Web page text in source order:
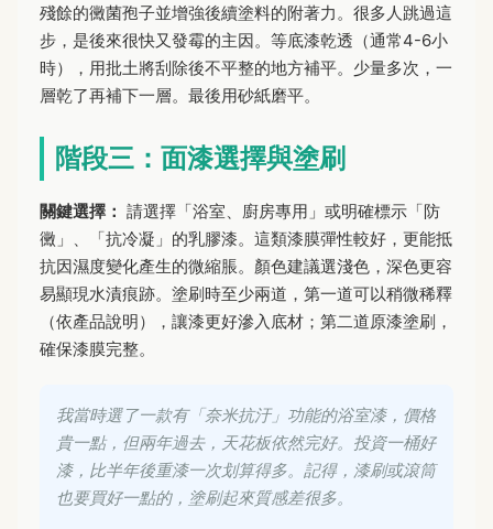
殘餘的黴菌孢子並增強後續塗料的附著力。很多人跳過這
步，是後來很快又發霉的主因。等底漆乾透（通常4-6小
時），用批土將刮除後不平整的地方補平。少量多次，一
層乾了再補下一層。最後用砂紙磨平。
階段三：面漆選擇與塗刷
關鍵選擇： 請選擇「浴室、廚房專用」或明確標示「防
黴」、「抗冷凝」的乳膠漆。這類漆膜彈性較好，更能抵
抗因濕度變化產生的微縮脹。顏色建議選淺色，深色更容
易顯現水漬痕跡。塗刷時至少兩道，第一道可以稍微稀釋
（依產品說明），讓漆更好滲入底材；第二道原漆塗刷，
確保漆膜完整。
我當時選了一款有「奈米抗汙」功能的浴室漆，價格
貴一點，但兩年過去，天花板依然完好。投資一桶好
漆，比半年後重漆一次划算得多。記得，漆刷或滾筒
也要買好一點的，塗刷起來質感差很多。